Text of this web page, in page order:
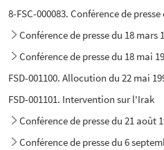
8-FSC-000083. Conférence de
Conférence de presse du 18 mars
Conférence de presse du 18 mai
FSD-001100. Allocution du 22 mai
FSD-001101. Intervention sur l'Irak
Conférence de presse du 21 août
Conférence de presse du 6